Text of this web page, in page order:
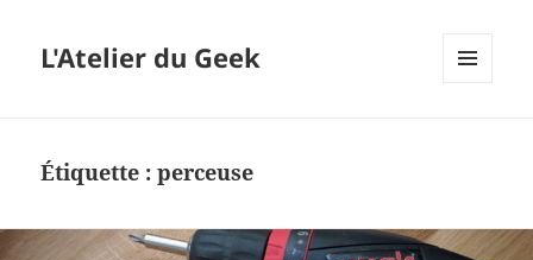
L'Atelier du Geek
Étiquette :perceuse